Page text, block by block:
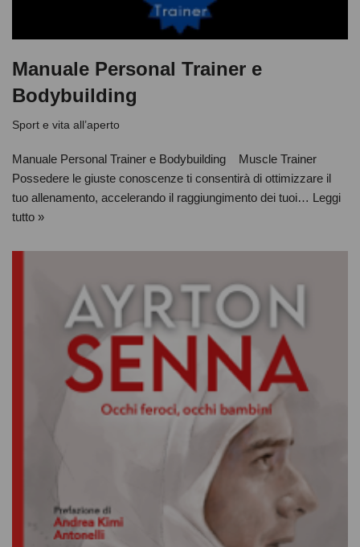
Manuale Personal Trainer e
Bodybuilding
Sport e vita all’aperto
Manuale Personal Trainer e Bodybuilding Muscle Trainer
Possedere le giuste conoscenze ti consentirà di ottimizzare il
tuo allenamento, accelerando il raggiungimento dei tuoi… Leggi
tutto »